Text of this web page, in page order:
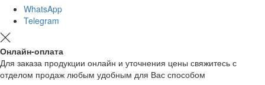
WhatsApp
Telegram
Онлайн-оплата
Для заказа продукции онлайн и уточнения цены свяжитесь с
отделом продаж любым удобным для Вас способом